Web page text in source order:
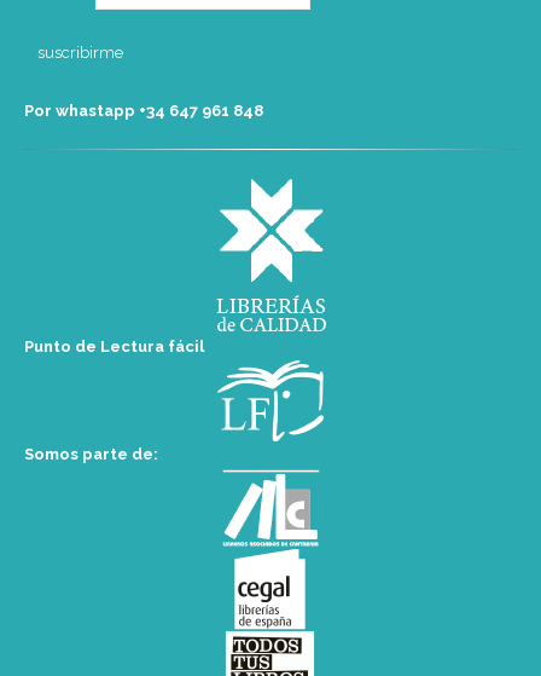
Por whastapp +34 ‭647 961 848‬
Punto de Lectura fácil
Somos parte de: